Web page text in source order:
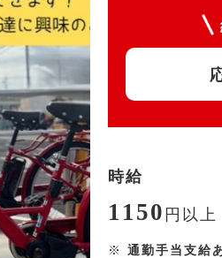
時給
1150 円 以上
※ 通勤手当支給